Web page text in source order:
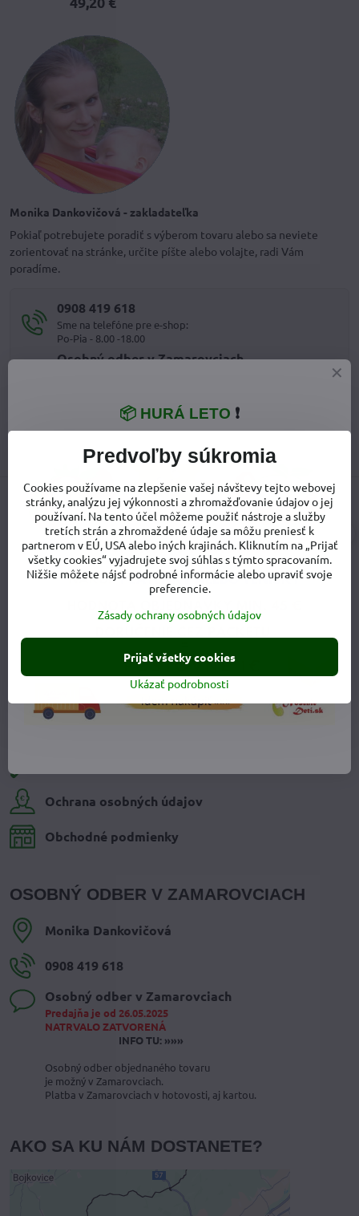
Monika Dankovičová - zakladateľka
Pokiaľ potrebujete poradiť s výberom tovaru alebo sa neviete
zorientovať na stránke, určite píšte alebo volajte, radi Vám
poradíme.
0908 419 618
Sme na telefóne pre e-shop:
Po-Pia - 8.00 -18.00
Osobný odber v Zamarovciach
obchod​@noseniedeti​.sk
VŠETKO O NÁKUPE
Doprava a poštovné
Ochrana osobných údajov
Obchodné podmienky
OSOBNÝ ODBER V ZAMAROVCIACH
Monika Dankovičová
0908 419 618
Osobný odber v Zamarovciach
Predajňa je od 26.05.2025
NATRVALO ZATVORENÁ
INFO TU: »»»
Osobný odber objednaného tovaru
je možný v Zamarovciach.
Platba v Zamarovciach v hotovosti, aj kartou.
AKO SA KU NÁM DOSTANETE?
Predvoľby súkromia
Cookies používame na zlepšenie vašej návštevy tejto webovej
stránky, analýzu jej výkonnosti a zhromažďovanie údajov o jej
používaní. Na tento účel môžeme použiť nástroje a služby
tretích strán a zhromaždené údaje sa môžu preniesť k
partnerom v EÚ, USA alebo iných krajinách. Kliknutím na „Prijať
všetky cookies“ vyjadrujete svoj súhlas s týmto spracovaním.
Nižšie môžete nájsť podrobné informácie alebo upraviť svoje
preferencie.
Zásady ochrany osobných údajov
Ukázať podrobnosti
Prijať všetky cookies
📦 HURÁ LETO ❗